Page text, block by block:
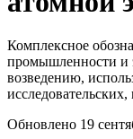
Комплексное
промышленности и
возведению,
Обновлено 19